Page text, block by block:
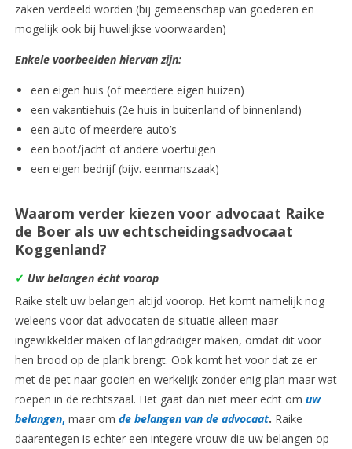
zaken verdeeld worden (bij gemeenschap van goederen en
mogelijk ook bij huwelijkse voorwaarden)
Enkele voorbeelden hiervan zijn:
een eigen huis (of meerdere eigen huizen)
een vakantiehuis (2e huis in buitenland of binnenland)
een auto of meerdere auto’s
een boot/jacht of andere voertuigen
een eigen bedrijf (bijv. eenmanszaak)
Waarom verder kiezen voor advocaat Raike
de Boer als uw echtscheidingsadvocaat
Koggenland?
✓ Uw belangen écht voorop
Raike stelt uw belangen altijd voorop. Het komt namelijk nog
weleens voor dat advocaten de situatie alleen maar
ingewikkelder maken of langdradiger maken, omdat dit voor
hen brood op de plank brengt. Ook komt het voor dat ze er
met de pet naar gooien en werkelijk zonder enig plan maar wat
roepen in de rechtszaal. Het gaat dan niet meer echt om uw
belangen, maar om de belangen van de advocaat. Raike
daarentegen is echter een integere vrouw die uw belangen op